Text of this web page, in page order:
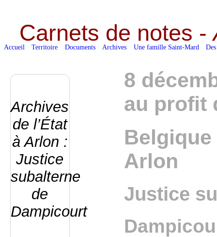
Carnets de notes -
Accueil Territoire Documents Archives Une famille Saint-Mard
8
au profit
Belgique
Arlon
Justice
Archives
de l’État
à Arlon :
Justice
subalterne
de
Dampicourt